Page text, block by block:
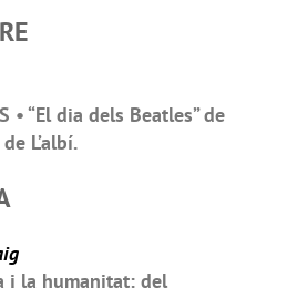
• “El dia dels Beatles” de
L’albí.
i la humanitat: del